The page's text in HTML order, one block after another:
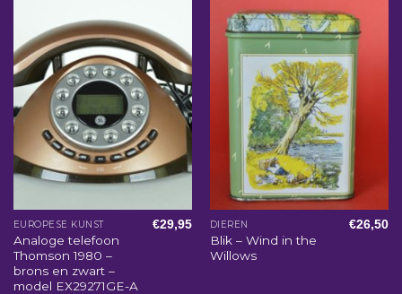
EUROPESE KUNST
Analoge telefoon
Thomson 1980 –
brons en zwart –
model EX29271GE-A
€29,95 DIEREN
Blik – Wind in the
Willows
€26,50